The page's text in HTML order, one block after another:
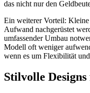
das nicht nur den
Ein weiterer Vorteil:
Aufwand nachgerüstet
umfassender Umbau
Modell oft weniger
wenn es um Flexibilität
Stilvolle